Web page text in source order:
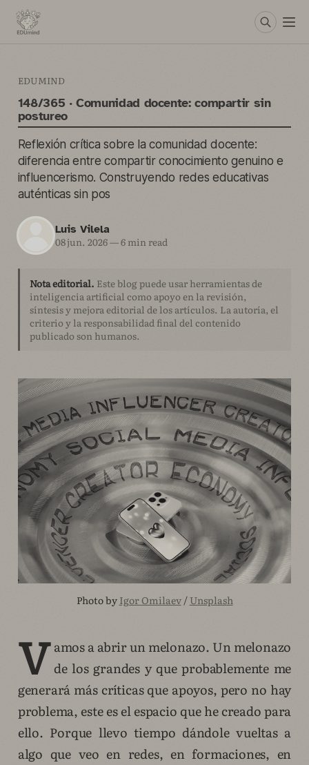
EDUMIND
148/365 · Comunidad docente: compartir sin
postureo
Reflexión crítica sobre la comunidad docente:
diferencia entre compartir conocimiento genuino e
influencerismo. Construyendo redes educativas
auténticas sin pos
Luis Vilela
08 jun. 2026—6 min read
Nota editorial. Este blog puede usar herramientas de
inteligencia artificial como apoyo en la revisión,
síntesis y mejora editorial de los artículos. La autoría, el
criterio y la responsabilidad final del contenido
publicado son humanos.
Photo by Igor Omilaev / Unsplash
V amos a abrir un melonazo. Un melonazo
de los grandes y que probablemente me
generará más críticas que apoyos, pero no hay
problema, este es el espacio que he creado para
ello. Porque llevo tiempo dándole vueltas a
algo que veo en redes, en formaciones, en